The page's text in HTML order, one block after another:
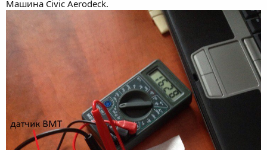
Машина Civic Aerodeck.